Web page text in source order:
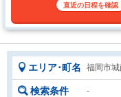
話も楽しめる対面キッチ
直近の日程を確認
エリア･町名 福岡市城
検索条件 -